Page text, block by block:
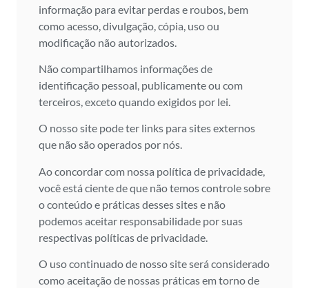
informação para evitar perdas e roubos, bem
como acesso, divulgação, cópia, uso ou
modificação não autorizados.
Não compartilhamos informações de
identificação pessoal, publicamente ou com
terceiros, exceto quando exigidos por lei.
O nosso site pode ter links para sites externos
que não são operados por nós.
Ao concordar com nossa política de privacidade,
você está ciente de que não temos controle sobre
o conteúdo e práticas desses sites e não
podemos aceitar responsabilidade por suas
respectivas políticas de privacidade.
O uso continuado de nosso site será considerado
como aceitação de nossas práticas em torno de